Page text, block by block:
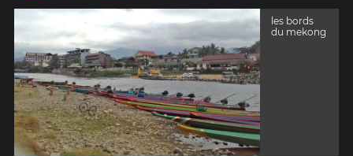
les bords
du mekong